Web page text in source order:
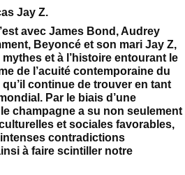
Jay Z.
avec James Bond, Audrey
Beyoncé et son mari Jay Z,
et à l’histoire entourant le
de l’acuité contemporaine du
continue de trouver en tant
Par le biais d’une
champagne a su non seulement
et sociales favorables,
contradictions
à faire scintiller notre